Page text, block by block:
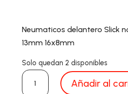
Neumaticos delantero Slick
13mm 16x8mm
Solo quedan 2 disponibles
NSR5290
cantidad
Añadir al